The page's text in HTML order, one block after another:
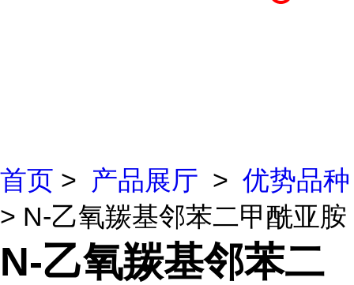
首页 > 产品展厅 > 优势品种
> N-乙氧羰基邻苯二甲酰亚胺
N-乙氧羰基邻苯二